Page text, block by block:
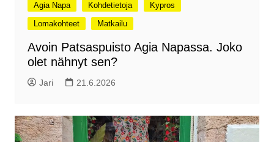
Agia Napa Kohdetietoja
Kypros
Lomakohteet
Matkailu
Avoin Patsaspuisto Agia Napassa. Joko
olet nähnyt sen?
Jari 21.6.2026